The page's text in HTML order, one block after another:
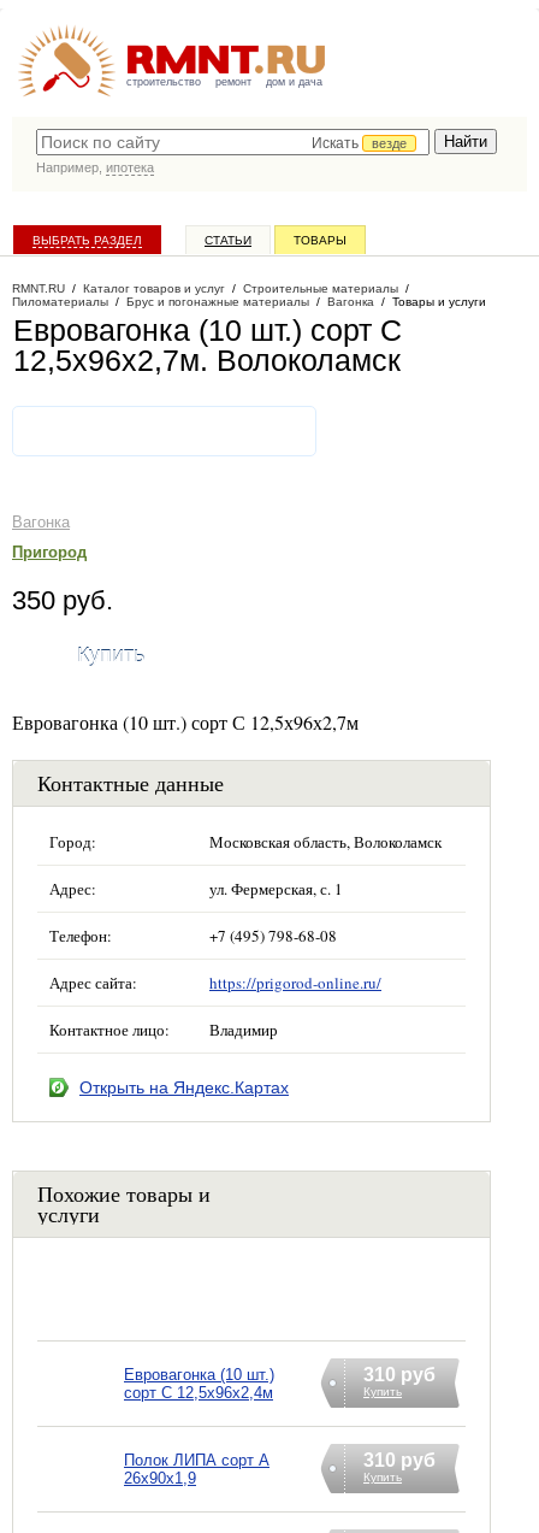
строительство ремонт дом и дача
Искать
везде
Например, ипотека
ВЫБРАТЬ РАЗДЕЛ СТАТЬИ ТОВАРЫ
RMNT.RU / Каталог товаров и услуг / Строительные материалы /
Пиломатериалы / Брус и погонажные материалы / Вагонка / Товары и услуги
Евровагонка (10 шт.) сорт С
12,5х96х2,7м. Волоколамск
Вагонка
Пригород
350 руб.
Купить
Евровагонка (10 шт.) сорт С 12,5х96х2,7м
Контактные данные
Город: Московская область, Волоколамск
Адрес: ул. Фермерская, с. 1
Телефон: +7 (495) 798-68-08
Адрес сайта: https://prigorod-online.ru/
Контактное лицо: Владимир
Открыть на Яндекс.Картах
Похожие товары и
услуги
Евровагонка (10 шт.)
сорт С 12,5х96х2,4м
310 руб
Купить
Полок ЛИПА сорт А
26х90х1,9
310 руб
Купить